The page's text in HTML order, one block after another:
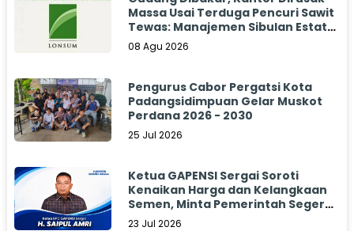
Massa Usai Terduga Pencuri Sawit
Tewas: Manajemen Sibulan Estate
Bungkam
08 Agu 2026
Pengurus Cabor Pergatsi Kota
Padangsidimpuan Gelar Muskot
Perdana 2026 - 2030
25 Jul 2026
Ketua GAPENSI Sergai Soroti
Kenaikan Harga dan Kelangkaan
Semen, Minta Pemerintah Segera
Bertindak
23 Jul 2026